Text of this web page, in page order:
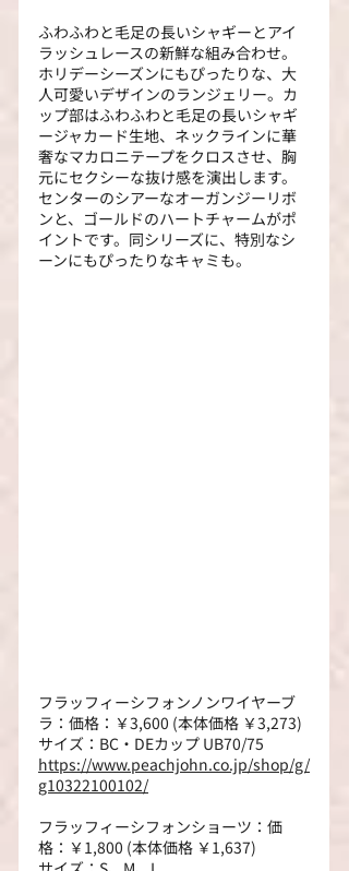
ふわふわと毛足の長いシャギーとアイ
ラッシュレースの新鮮な組み合わせ。
ホリデーシーズンにもぴったりな、大
人可愛いデザインのランジェリー。カ
ップ部はふわふわと毛足の長いシャギ
ージャカード生地、ネックラインに華
奢なマカロニテープをクロスさせ、胸
元にセクシーな抜け感を演出します。
センターのシアーなオーガンジーリボ
ンと、ゴールドのハートチャームがポ
イントです。同シリーズに、特別なシ
ーンにもぴったりなキャミも。
フラッフィーシフォンノンワイヤーブ
ラ：価格：￥3,600 (本体価格 ￥3,273)
サイズ：BC・DEカップ UB70/75
https://www.peachjohn.co.jp/shop/g/
g10322100102/
フラッフィーシフォンショーツ：価
格：￥1,800 (本体価格 ￥1,637)